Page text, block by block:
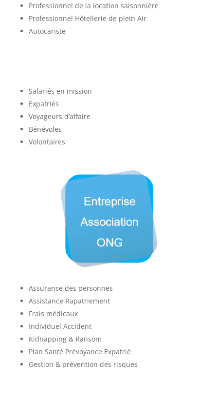
Professionnel de la location saisonnière
Professionnel Hôtellerie de plein Air
Autocariste
Salariés en mission
Expatriés
Voyageurs d’affaire
Bénévoles
Volontaires
Assurance des personnes
Assistance Rapatriement
Frais médicaux
Individuel Accident
Kidnapping & Ransom
Plan Santé Prévoyance Expatrié
Gestion & prévention des risques